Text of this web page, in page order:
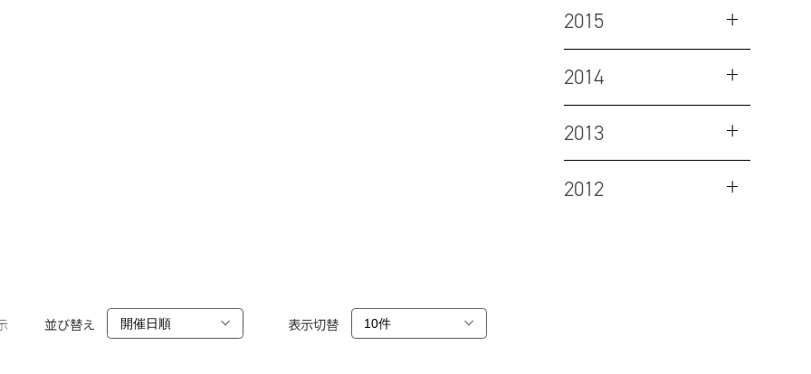
2015
2014
2013
2012
並び替え 表示切替